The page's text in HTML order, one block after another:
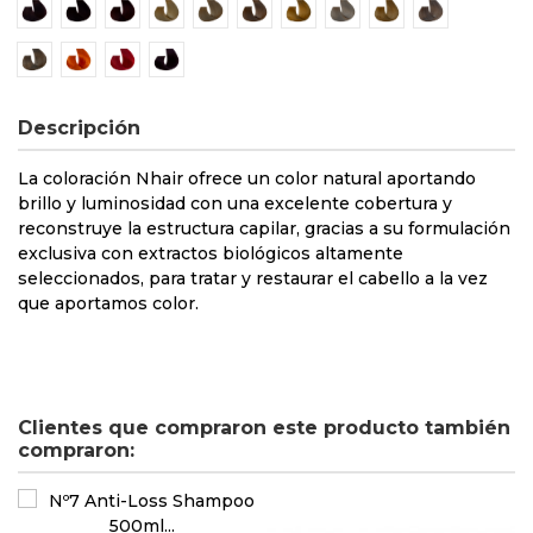
4/7 Castaño Violeta
5/7 Castaño Claro Violeta
7/7 Rubio Violeta
11/0 Rubio superaclarante natural
11/1 Rubio Superaclarante Ceniza
11/12 Rubio Superaclarante Perla
11/30 Rubio
12/0 Rubio Extra
12/3 Rubio Extra
12/7 Rubio
12/12 Rubio Extra Superaclarante perla
Booster Cobre
Booster Rojo
Booster Viola
Descripción
La coloración Nhair ofrece un color natural aportando
brillo y luminosidad con una excelente cobertura y
reconstruye la estructura capilar, gracias a su formulación
exclusiva con extractos biológicos altamente
seleccionados, para tratar y restaurar el cabello a la vez
que aportamos color.
Clientes que compraron este producto también
compraron: